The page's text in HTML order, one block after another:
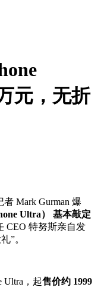
元，无折
Mark Gurman 爆
Ultra） 基本敲定
CEO 特努斯亲自发
”。
Ultra，起售价约 1999